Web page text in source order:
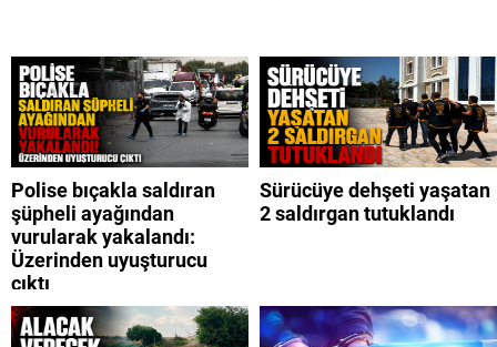
Polise bıçakla saldıran
şüpheli ayağından
vurularak yakalandı:
Üzerinden uyuşturucu
çıktı
Sürücüye dehşeti yaşatan
2 saldırgan tutuklandı